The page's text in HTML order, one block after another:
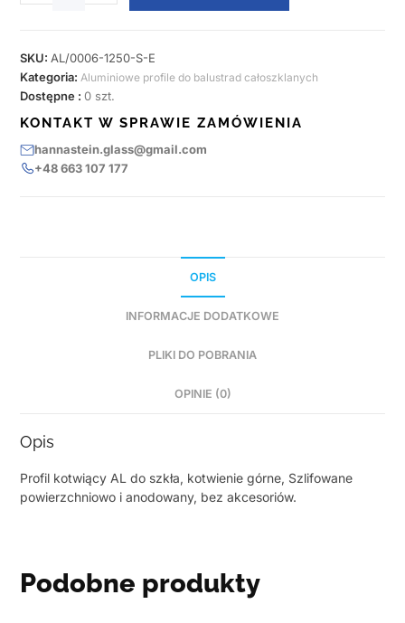
SKU: AL/0006-1250-S-E
Kategoria: Aluminiowe profile do balustrad całoszklanych
Dostępne :0 szt.
KONTAKT W SPRAWIE ZAMÓWIENIA
hannastein.glass@gmail.com
+48 663 107 177
OPIS
INFORMACJE DODATKOWE
PLIKI DO POBRANIA
OPINIE (0)
Opis
Profil kotwiący AL do szkła, kotwienie górne, Szlifowane
powierzchniowo i anodowany, bez akcesoriów.
Podobne produkty